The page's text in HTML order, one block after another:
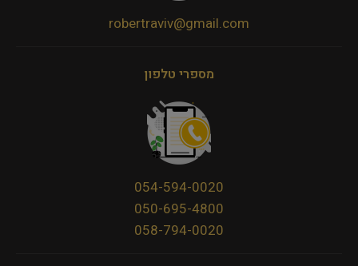
robertraviv@gmail.com
מספרי טלפון
054-594-0020
050-695-4800
058-794-0020